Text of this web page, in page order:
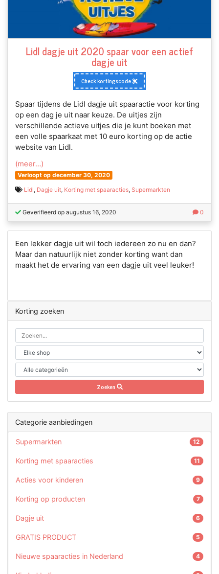
Lidl dagje uit 2020 spaar voor een actief
dagje uit
Check kortingscode
Spaar tijdens de Lidl dagje uit spaaractie voor korting
op een dag je uit naar keuze. De uitjes zijn
verschillende actieve uitjes die je kunt boeken met
een volle spaarkaat met 10 euro korting op de actie
website van Lidl.
(meer…)
Verloopt op december 30, 2020
Lidl, Dagje uit, Korting met spaaracties, Supermarkten
Geverifieerd op augustus 16, 2020 0
Een lekker dagje uit wil toch iedereen zo nu en dan?
Maar dan natuurlijk niet zonder korting want dan
maakt het de ervaring van een dagje uit veel leuker!
Korting zoeken
Zoeken
Categorie aanbiedingen
Supermarkten 12
Korting met spaaracties 11
Acties voor kinderen 9
Korting op producten 7
Dagje uit 6
GRATIS PRODUCT 5
Nieuwe spaaracties in Nederland 4